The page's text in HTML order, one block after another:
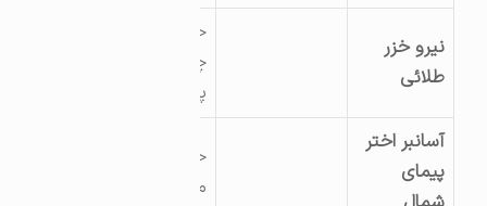
نیرو خزر
طلائی
خیابان سعدی
چهارراه فارابی
آسانبر اختر
پیمای
خیابان مفتح بین
مفتح 2 و 3